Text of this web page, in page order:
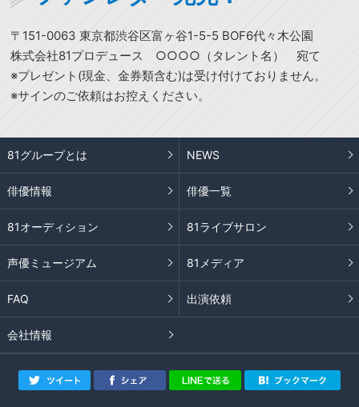
〒151-0063 東京都渋谷区富ヶ谷1-5-5 BOF6代々木公園
株式会社81プロデュース ○○○○（タレント名） 宛て
※プレゼント(現金、金券類含む)は受け付けておりません。
※サインのご依頼はお控えください。
81グループとは NEWS
俳優情報 俳優一覧
81オーディション 81ライブサロン
声優ミュージアム 81メディア
FAQ 出演依頼
会社情報